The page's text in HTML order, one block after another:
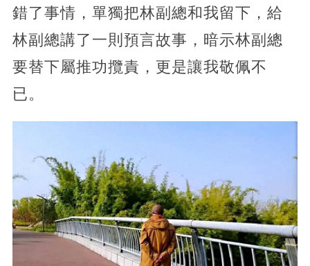
錯了事情，單獨把林副總和我留下，給
林副總講了一則預言故事，暗示林副總
要替下屬推功攬責，更是讓我敬佩不
已。